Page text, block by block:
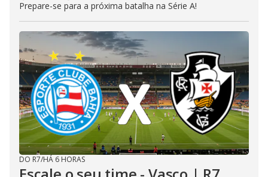
Prepare-se para a próxima batalha na Série A!
DO R7/HÁ 6 HORAS